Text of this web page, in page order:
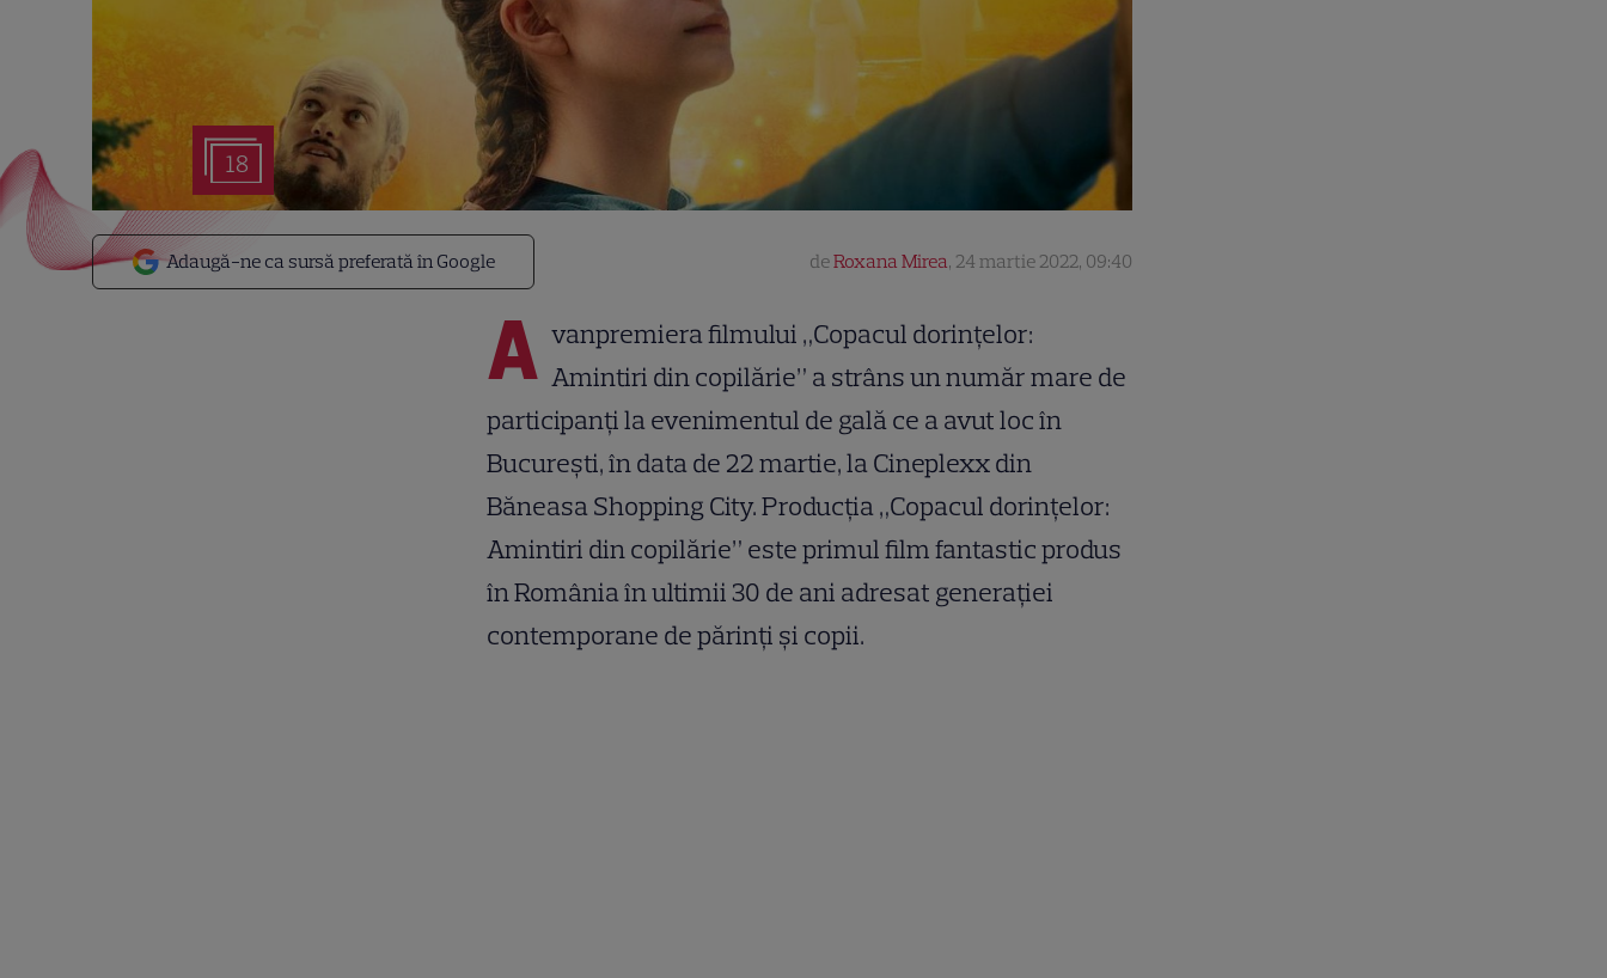
18
Adaugă-ne ca sursă preferată în Google deRoxana Mirea, 24 martie 2022, 09:40
A vanpremiera filmului „Copacul dorințelor:
Amintiri din copilărie” a strâns un număr mare de
participanţi la evenimentul de gală ce a avut loc în
Bucureşti, în data de 22 martie, la Cineplexx din
Băneasa Shopping City. Producția „Copacul dorințelor:
Amintiri din copilărie” este primul film fantastic produs
în România în ultimii 30 de ani adresat generației
contemporane de părinți și copii.